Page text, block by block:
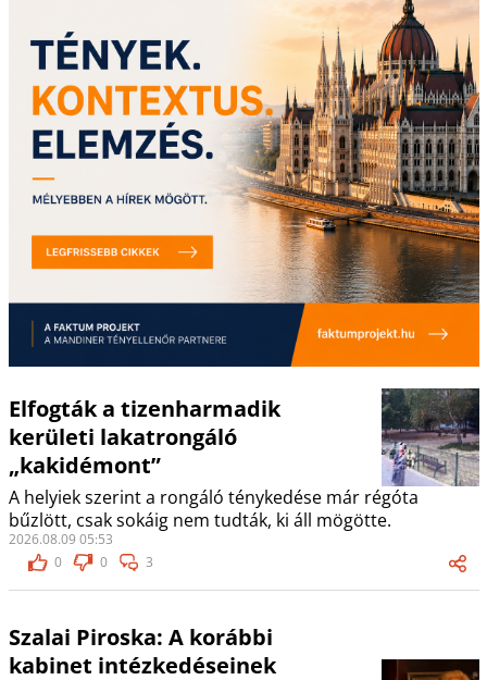
Elfogták a tizenharmadik
kerületi lakatrongáló
„kakidémont”
A helyiek szerint a rongáló ténykedése már régóta
bűzlött, csak sokáig nem tudták, ki áll mögötte.
2026.08.09 05:53
0
0 3
Szalai Piroska: A korábbi
kabinet intézkedéseinek